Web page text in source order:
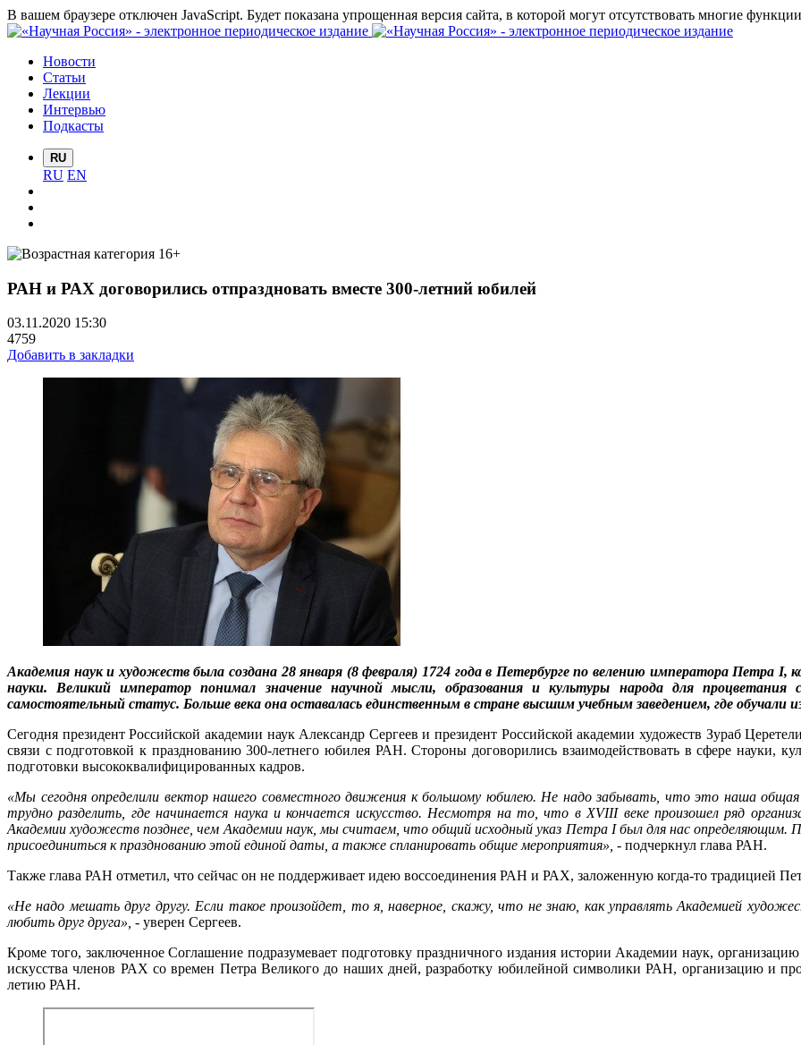
В вашем браузере отключен JavaScript. Будет показана упрощенная версия сайта, в которой могут отсутствовать многие
Новости
Статьи
Лекции
Интервью
Подкасты
RU
RU EN
РАН и РАХ договорились отпраздновать вместе 300-летний юбилей
03.11.2020 15:30
4759
Добавить в закладки
Академия наук и художеств была создана 28 января (8 февраля) 1724 года в Петербурге по велению императора Петра
науки. Великий император понимал значение научной мысли, образования и культуры народа для
самостоятельный статус. Больше века она оставалась единственным в стране высшим учебным заведением, где обучали
Сегодня президент Российской академии наук Александр Сергеев и президент Российской академии художеств Зураб
связи с подготовкой к празднованию 300-летнего юбилея РАН. Стороны договорились взаимодействовать в сфере науки,
подготовки высококвалифицированных кадров.
«Мы сегодня определили вектор нашего совместного движения к большому юбилею. Не надо забывать, что это наша
трудно разделить, где начинается наука и кончается искусство. Несмотря на то, что в XVIII веке произошел ряд
Академии художеств позднее, чем Академии наук, мы считаем, что общий исходный указ Петра I был для нас определяющим.
присоединиться к празднованию этой единой даты, а также спланировать общие мероприятия», - подчеркнул глава РАН.
Также глава РАН отметил, что сейчас он не поддерживает идею воссоединения РАН и РАХ, заложенную когда-то традицией
«Не надо мешать друг другу. Если такое произойдет, то я, наверное, скажу, что не знаю, как управлять Академией
любить друг друга», - уверен Сергеев.
Кроме того, заключенное Соглашение подразумевает подготовку праздничного издания истории Академии наук,
искусства членов РАХ со времен Петра Великого до наших дней, разработку юбилейной символики РАН, организацию и
летию РАН.